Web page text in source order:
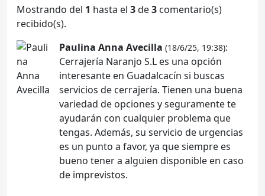
Mostrando del 1 hasta el 3de3 comentario(s)
recibido(s).
Paulina Anna Avecilla (18/6/25, 19:38):
Cerrajería Naranjo S.L es una opción
interesante en Guadalcacín si buscas
servicios de cerrajería. Tienen una buena
variedad de opciones y seguramente te
ayudarán con cualquier problema que
tengas. Además, su servicio de urgencias
es un punto a favor, ya que siempre es
bueno tener a alguien disponible en caso
de imprevistos.